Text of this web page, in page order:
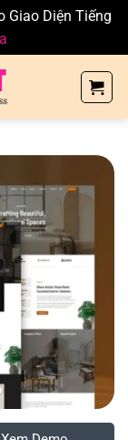
Giao Diện Tiếng